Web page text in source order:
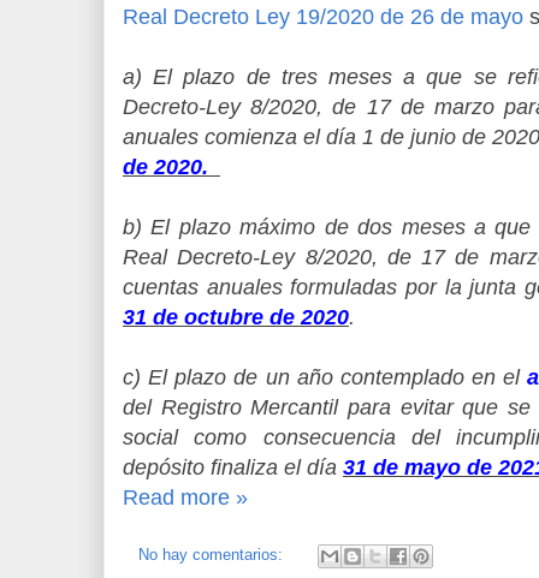
Real Decreto Ley 19/2020 de 26 de mayo
a) El plazo de tres meses a que se
Decreto-Ley 8/2020, de 17 de marzo
anuales comienza el día 1 de junio de
de 2020.
b) El plazo máximo de dos meses a
Real Decreto-Ley 8/2020, de 17 de
cuentas anuales formuladas por la junta
31 de octubre de 2020.
c) El plazo de un año contemplado en el
del Registro Mercantil para evitar que
social como consecuencia del
depósito finaliza el día 31 de mayo de
Read more »
No hay comentarios: